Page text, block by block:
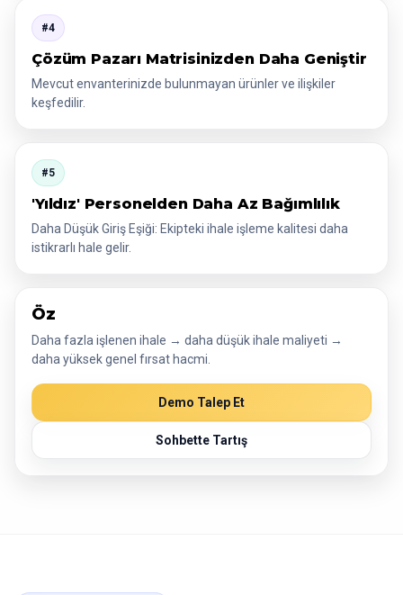
#4
Çözüm Pazarı Matrisinizden Daha Geniştir
Mevcut envanterinizde bulunmayan ürünler ve ilişkiler
keşfedilir.
#5
'Yıldız' Personelden Daha Az Bağımlılık
Daha Düşük Giriş Eşiği: Ekipteki ihale işleme kalitesi daha
istikrarlı hale gelir.
Öz
Daha fazla işlenen ihale → daha düşük ihale maliyeti →
daha yüksek genel fırsat hacmi.
Demo Talep Et
Sohbette Tartış